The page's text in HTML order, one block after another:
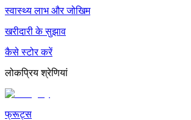
स्वास्थ्य लाभ और जोखिम
खरीदारी के सुझाव
कैसे स्टोर करें
लोकप्रिय श्रेणियां
फ्रूट्स